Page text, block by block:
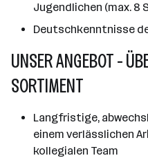
Jugendlichen (max. 8
Deutschkenntnisse
UNSER ANGEBOT -
SORTIMENT
Langfristige,
einem verlässlichen
kollegialen Team